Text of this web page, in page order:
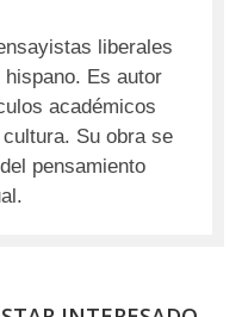
liberales
Es autor
académicos
Su obra se
pensamiento